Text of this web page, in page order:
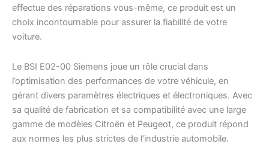
effectue des réparations vous-même, ce produit est un
choix incontournable pour assurer la fiabilité de votre
voiture.
Le BSI E02-00 Siemens joue un rôle crucial dans
l’optimisation des performances de votre véhicule, en
gérant divers paramètres électriques et électroniques. Avec
sa qualité de fabrication et sa compatibilité avec une large
gamme de modèles Citroën et Peugeot, ce produit répond
aux normes les plus strictes de l’industrie automobile.